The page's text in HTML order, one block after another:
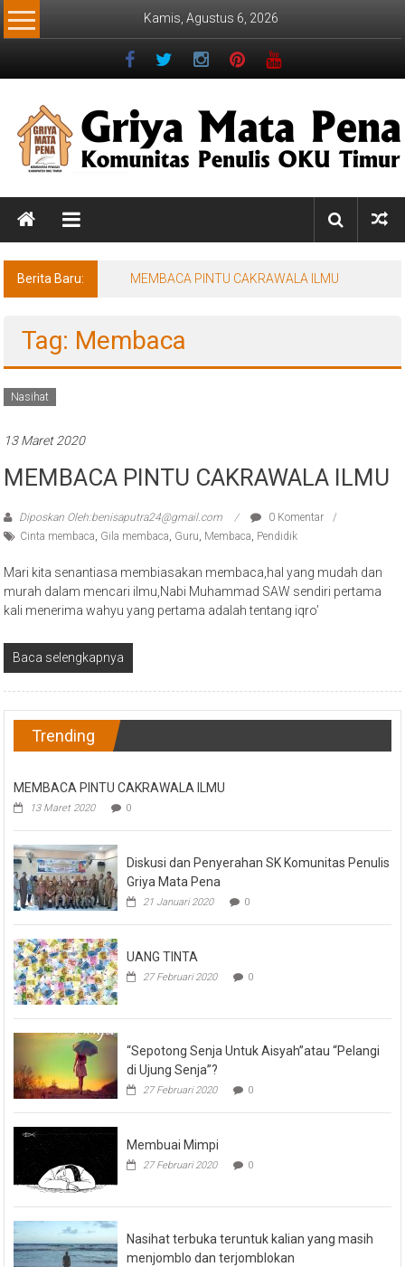
Lompat
ke
Kamis, Agustus 6, 2026
Griya
Mata
Pena
Komunitas
Timur
Berita Baru: MEMBACA PINTU CAKRAWALA ILMU
Tag: Membaca
Nasihat
13 Maret 2020
MEMBACA PINTU CAKRAWALA ILMU
Diposkan Oleh:benisaputra24@gmail.com
0 Komentar
Cinta membaca, Gila membaca, Guru, Membaca, Pendidik
Mari kita senantiasa membiasakan membaca,hal yang mudah dan
murah dalam mencari ilmu,Nabi Muhammad SAW sendiri pertama
kali menerima wahyu yang pertama adalah tentang iqro’
Baca selengkapnya
Trending
MEMBACA PINTU CAKRAWALA ILMU
13 Maret 2020 0
Diskusi dan Penyerahan SK Komunitas Penulis
Griya Mata Pena
21 Januari 2020 0
UANG TINTA
27 Februari 2020 0
“Sepotong Senja Untuk Aisyah”atau “Pelangi
di Ujung Senja”?
27 Februari 2020 0
Membuai Mimpi
27 Februari 2020 0
Nasihat terbuka teruntuk kalian yang masih
menjomblo dan terjomblokan